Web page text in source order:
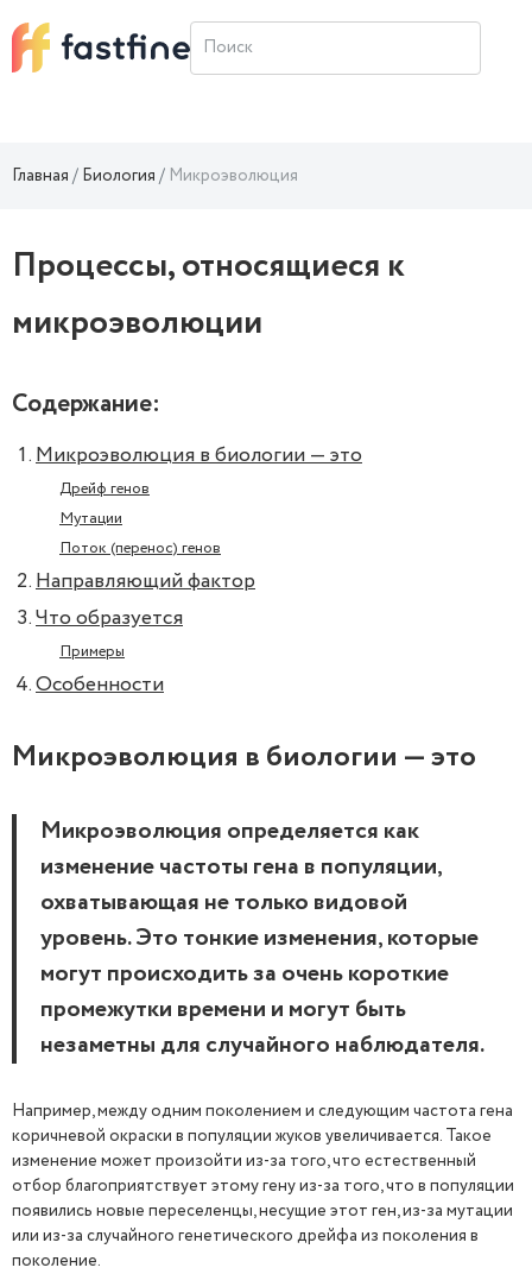
Главная Биология Микроэволюция
Процессы, относящиеся к
микроэволюции
Содержание:
Микроэволюция в биологии — это
Дрейф генов
Мутации
Поток (перенос) генов
Направляющий фактор
Что образуется
Примеры
Особенности
Микроэволюция в биологии — это
Микроэволюция определяется как
изменение частоты гена в популяции,
охватывающая не только видовой
уровень. Это тонкие изменения, которые
могут происходить за очень короткие
промежутки времени и могут быть
незаметны для случайного наблюдателя.
Например, между одним поколением и следующим частота гена
коричневой окраски в популяции жуков увеличивается. Такое
изменение может произойти из-за того, что естественный
отбор благоприятствует этому гену из-за того, что в популяции
появились новые переселенцы, несущие этот ген, из-за мутации
или из-за случайного генетического дрейфа из поколения в
поколение.